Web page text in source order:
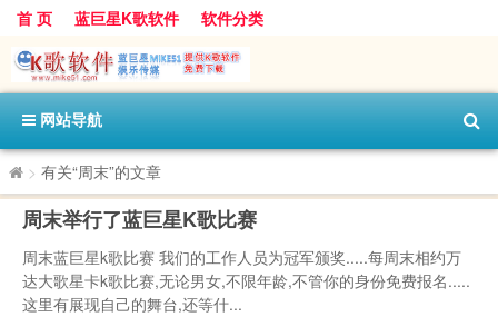
首 页 蓝巨星K歌软件 软件分类
网站导航
> 有关“周末”的文章
周末举行了蓝巨星K歌比赛
周末蓝巨星k歌比赛 我们的工作人员为冠军颁奖.....每周末相约万
达大歌星卡k歌比赛,无论男女,不限年龄,不管你的身份免费报名.....
这里有展现自己的舞台,还等什...